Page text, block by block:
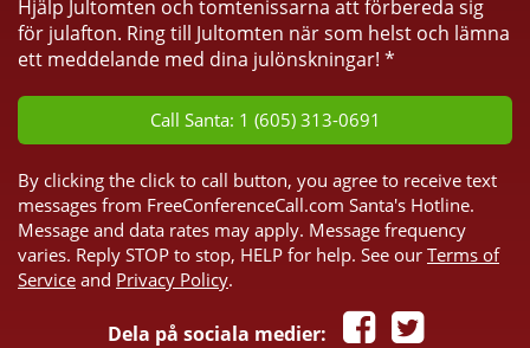
Hjälp Jultomten och tomtenissarna att förbereda sig
för julafton. Ring till Jultomten när som helst och lämna
ett meddelande med dina julönskningar! *
Call Santa: 1 (605) 313-0691
By clicking the click to call button, you agree to receive text
messages from FreeConferenceCall.com Santa's Hotline.
Message and data rates may apply. Message frequency
varies. Reply STOP to stop, HELP for help. See our Terms of
Service and Privacy Policy.
Dela på sociala medier: